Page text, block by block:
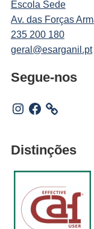
Escola Sede
Av. das Forças
235 200 180
geral@esarganil.pt
Segue-nos
Instagram
Facebook
Distinções